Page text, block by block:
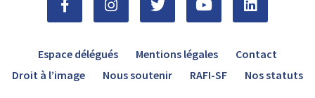
Espace délégués Mentions légales
Contact
Droit à l’image
Nous soutenir RAFI-SF Nos statuts